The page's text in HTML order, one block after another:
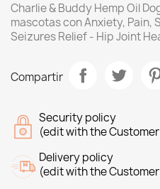
Charlie & Buddy Hemp Oil
mascotas con Аnxiеty, Pаin,
Sеizures Rеlief - Нiр Jоint
Compartir
Security policy
(edit with the
Delivery policy
(edit with the